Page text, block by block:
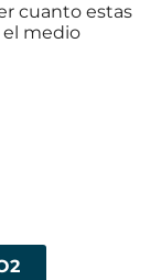
cuanto estas
el medio